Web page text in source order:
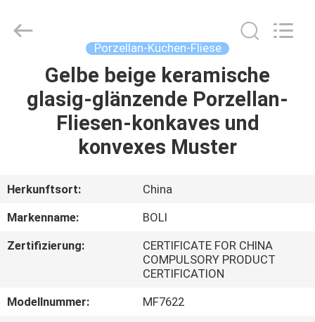
HAUSE
PRODUKTE
VIDEOS
UNS
WERKSBESICHTIGUNG
CERAMICS
CO.,LTD..
Porzellan-Küchen-Fliese
Gelbe beige keramische
glasig-glänzende Porzellan-
Fliesen-konkaves und
konvexes Muster
Herkunftsort:
China
Markenname:
BOLI
Zertifizierung:
CERTIFICATE FOR CHINA
COMPULSORY PRODUCT
CERTIFICATION
Modellnummer:
MF7622